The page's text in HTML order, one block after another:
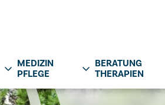
MEDIZIN
PFLEGE
BERATUNG
THERAPIEN